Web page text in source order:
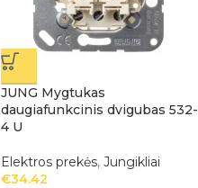
JUNG Mygtukas
daugiafunkcinis dvigubas 532-
4 U
Elektros prekės, Jungikliai
€34.42